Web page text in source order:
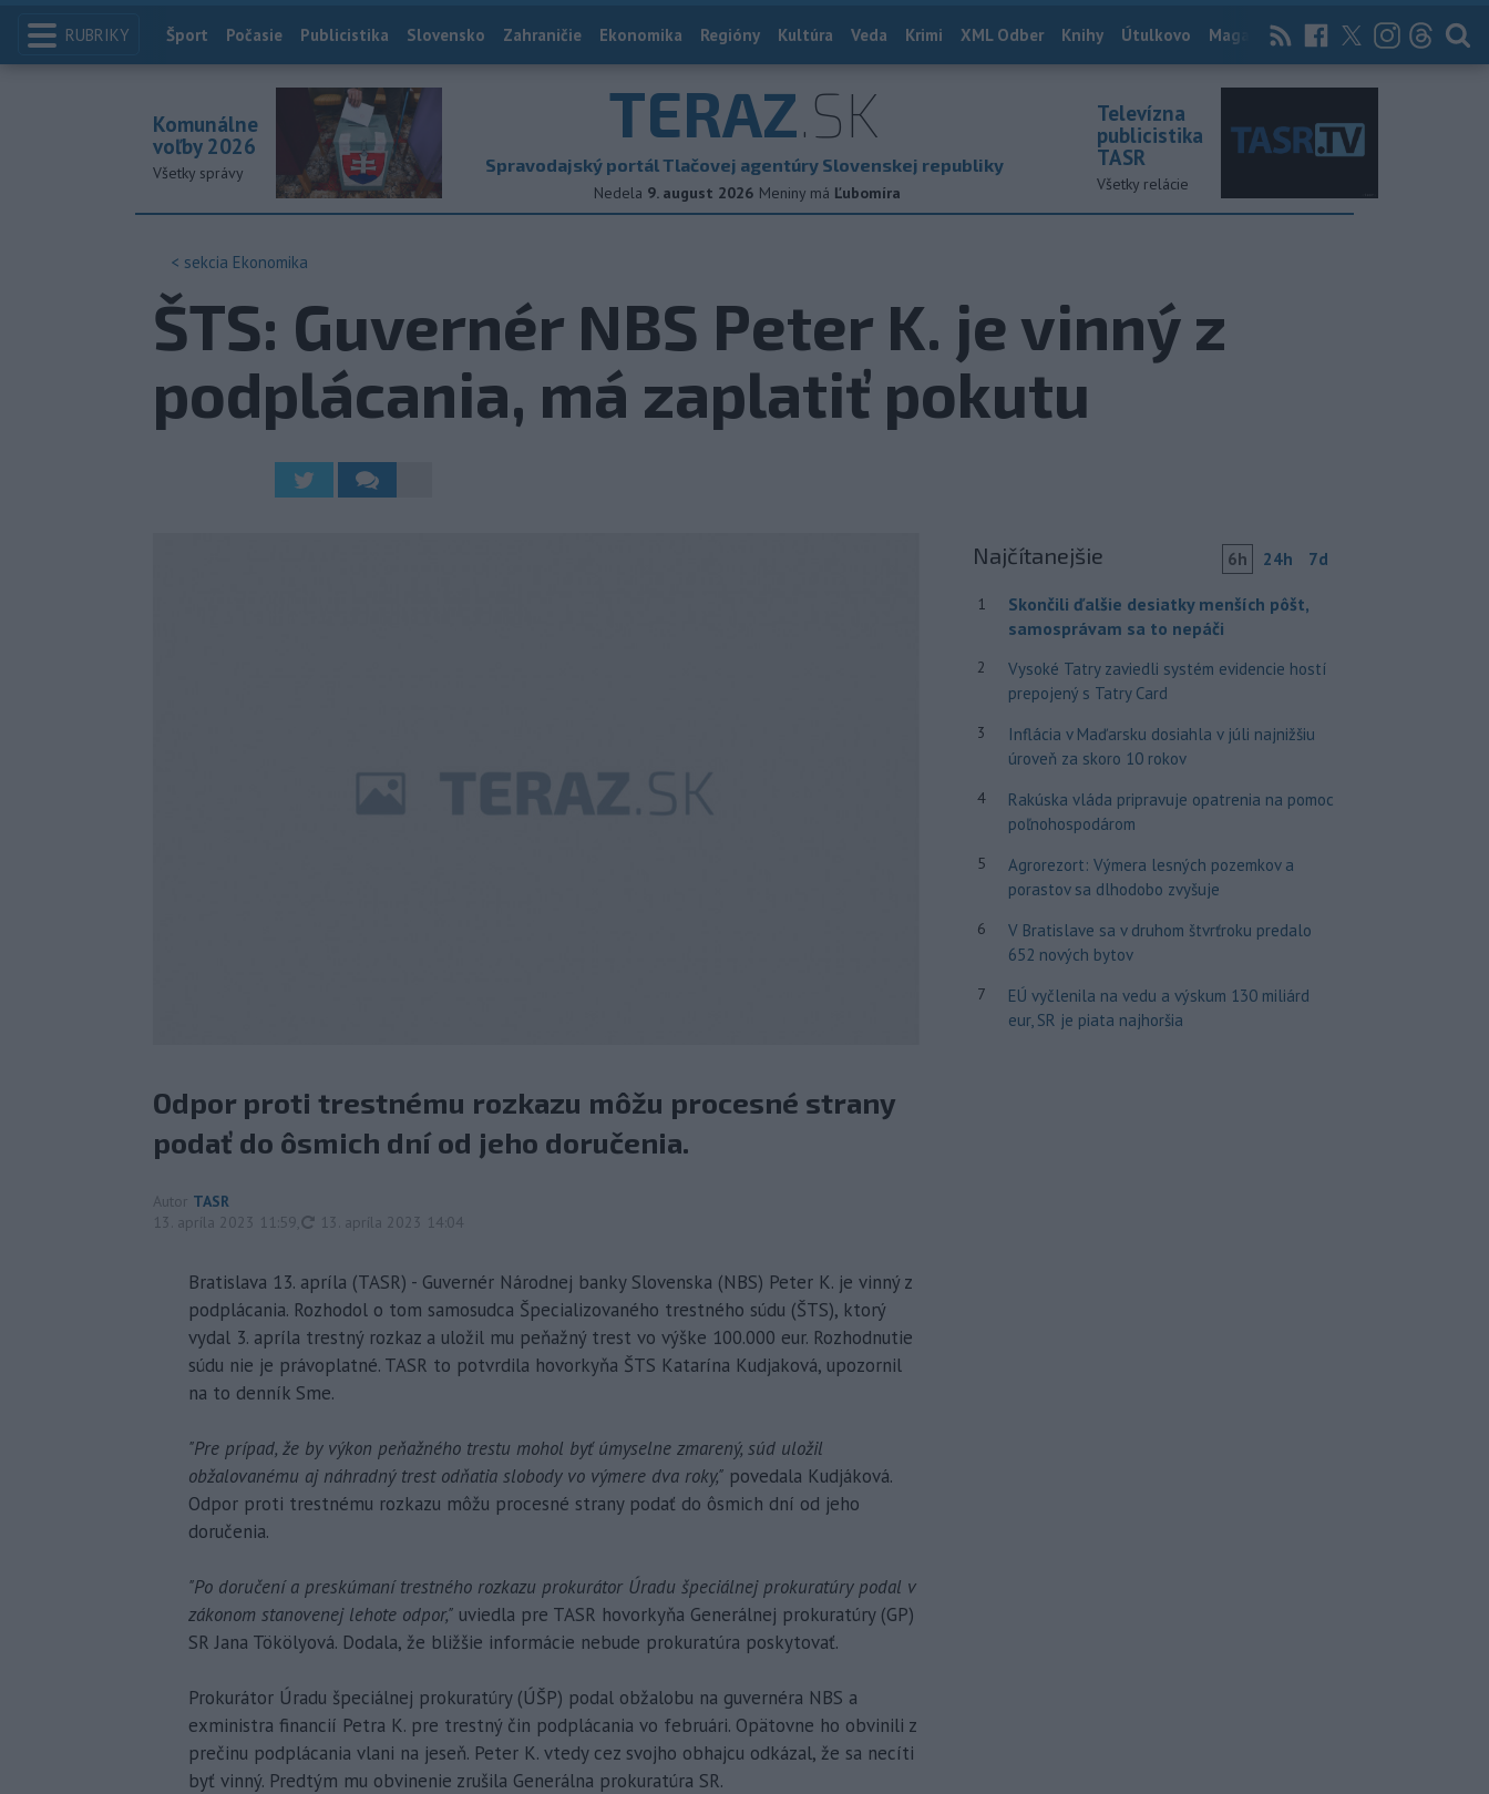
RUBRIKY Index
Šport Počasie Publicistika Slovensko Zahraničie Ekonomika Regióny Kultúra Veda Krimi XML Odber Knihy Útulkovo Magazín News Now Archív
TERAZ.SK
Spravodajský portál Tlačovej agentúry Slovenskej republiky
Nedela 9. august 2026 Meniny má Ľubomíra
Komunálne
voľby 2026
Všetky správy
Televízna
publicistika
TASR
Všetky relácie
< sekcia Ekonomika
ŠTS: Guvernér NBS Peter K. je vinný z
podplácania, má zaplatiť pokutu
Odpor proti trestnému rozkazu môžu procesné strany
podať do ôsmich dní od jeho doručenia.
Autor TASR
13. apríla 2023 11:59
aktualizované
13. apríla 2023 14:04
Bratislava 13. apríla (TASR) - Guvernér Národnej banky Slovenska (NBS) Peter K. je vinný z
podplácania. Rozhodol o tom samosudca Špecializovaného trestného súdu (ŠTS), ktorý
vydal 3. apríla trestný rozkaz a uložil mu peňažný trest vo výške 100.000 eur. Rozhodnutie
súdu nie je právoplatné. TASR to potvrdila hovorkyňa ŠTS Katarína Kudjaková, upozornil
na to denník Sme.
"Pre prípad, že by výkon peňažného trestu mohol byť úmyselne zmarený, súd uložil
obžalovanému aj náhradný trest odňatia slobody vo výmere dva roky," povedala Kudjáková.
Odpor proti trestnému rozkazu môžu procesné strany podať do ôsmich dní od jeho
doručenia.
"Po doručení a preskúmaní trestného rozkazu prokurátor Úradu špeciálnej prokuratúry podal v
zákonom stanovenej lehote odpor," uviedla pre TASR hovorkyňa Generálnej prokuratúry (GP)
SR Jana Tökölyová. Dodala, že bližšie informácie nebude prokuratúra poskytovať.
Prokurátor Úradu špeciálnej prokuratúry (ÚŠP) podal obžalobu na guvernéra NBS a
exministra financií Petra K. pre trestný čin podplácania vo februári. Opätovne ho obvinili z
prečinu podplácania vlani na jeseň. Peter K. vtedy cez svojho obhajcu odkázal, že sa necíti
byť vinný. Predtým mu obvinenie zrušila Generálna prokuratúra SR.
Najčítanejšie 6h 24h 7d
1
Skončili ďalšie desiatky menších pôšt,
samosprávam sa to nepáči
2
Vysoké Tatry zaviedli systém evidencie hostí
prepojený s Tatry Card
3
Inflácia v Maďarsku dosiahla v júli najnižšiu
úroveň za skoro 10 rokov
4
Rakúska vláda pripravuje opatrenia na pomoc
poľnohospodárom
5
Agrorezort: Výmera lesných pozemkov a
porastov sa dlhodobo zvyšuje
6
V Bratislave sa v druhom štvrťroku predalo
652 nových bytov
7
EÚ vyčlenila na vedu a výskum 130 miliárd
eur, SR je piata najhoršia